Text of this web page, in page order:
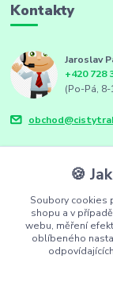
Kontakty
Jaroslav
+420 728
(Po-Pá,
🍪
Soubory cookies
shopu a v
webu, měření
oblíbeného